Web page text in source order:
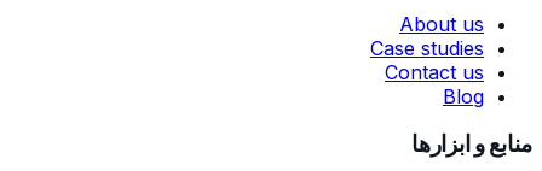
About us
Case studies
Contact us
Blog
منابع و ابزارها